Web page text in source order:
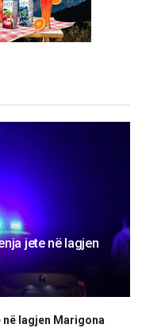
jete në lagjen
në lagjen Marigona